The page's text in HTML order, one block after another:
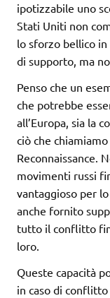
ipotizzabile uno
Stati Uniti non
lo sforzo bellico
di supporto, ma
Penso che un
che potrebbe
all’Europa, sia la
ciò che
Reconnaissance.
movimenti russi
vantaggioso per
anche fornito
tutto il conflitto
loro.
Queste capacità
in caso di conflitto